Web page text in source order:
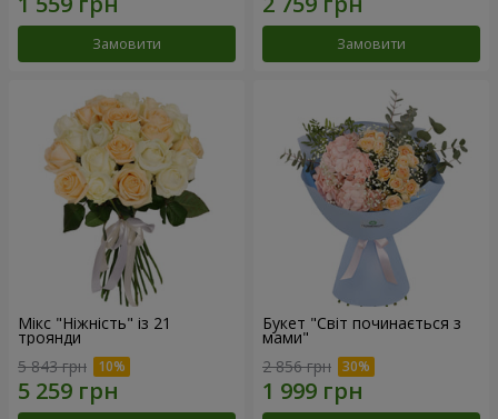
Замовити Замовити
Мікс "Ніжність" із 21
троянди
5 843 грн
Букет "Світ починається з
мами"
2 856 грн